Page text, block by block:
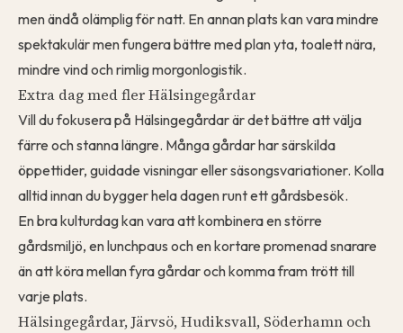
men ändå olämplig för natt. En annan plats kan vara mindre
spektakulär men fungera bättre med plan yta, toalett nära,
mindre vind och rimlig morgonlogistik.
Extra dag med fler Hälsingegårdar
Vill du fokusera på Hälsingegårdar är det bättre att välja
färre och stanna längre. Många gårdar har särskilda
öppettider, guidade visningar eller säsongsvariationer. Kolla
alltid innan du bygger hela dagen runt ett gårdsbesök.
En bra kulturdag kan vara att kombinera en större
gårdsmiljö, en lunchpaus och en kortare promenad snarare
än att köra mellan fyra gårdar och komma fram trött till
varje plats.
Hälsingegårdar, Järvsö, Hudiksvall, Söderhamn och